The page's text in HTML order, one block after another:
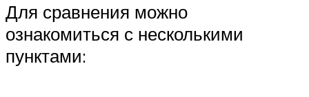
Для сравнения можно
ознакомиться с несколькими
пунктами: